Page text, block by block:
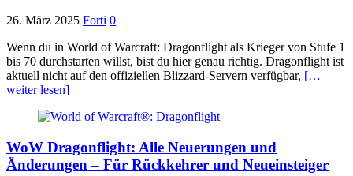
26. März 2025 Forti 0
Wenn du in World of Warcraft: Dragonflight als Krieger von Stufe 1
bis 70 durchstarten willst, bist du hier genau richtig. Dragonflight ist
aktuell nicht auf den offiziellen Blizzard-Servern verfügbar, […
weiter lesen]
WoW Dragonflight: Alle Neuerungen und
Änderungen – Für Rückkehrer und Neueinsteiger